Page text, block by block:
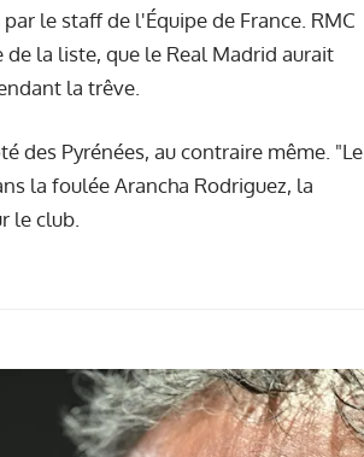
le staff de l'Équipe de France. RMC
la liste, que le Real Madrid aurait
la trêve.
des Pyrénées, au contraire même. "Le
la foulée Arancha Rodriguez, la
le club.